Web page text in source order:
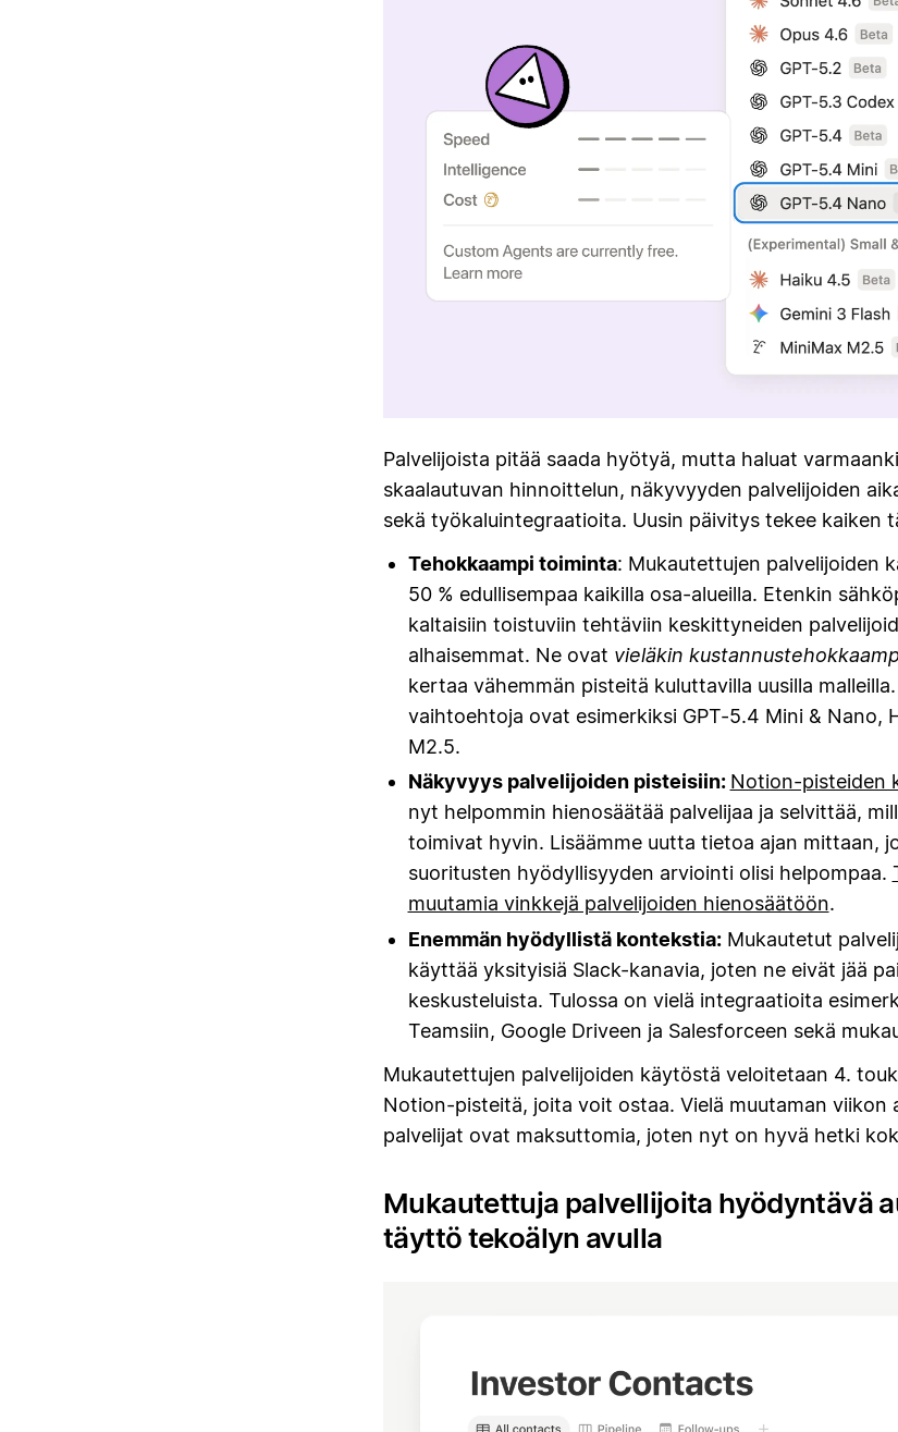
Palvelijoista pitää saada hyötyä, mutta haluat
skaalautuvan hinnoittelun, näkyvyyden palvelijoiden
sekä työkaluintegraatioita. Uusin päivitys tekee kaiken
Tehokkaampi toiminta: Mukautettujen palvelijoiden
50 % edullisempaa kaikilla osa-alueilla. Etenkin
kaltaisiin toistuviin tehtäviin keskittyneiden
alhaisemmat. Ne ovat vieläkin
kertaa vähemmän pisteitä kuluttavilla uusilla
vaihtoehtoja ovat esimerkiksi GPT-5.4 Mini & Nano,
M2.5.
Näkyvyys palvelijoiden pisteisiin: Notion-pisteiden
nyt helpommin hienosäätää palvelijaa ja selvittää,
toimivat hyvin. Lisäämme uutta tietoa ajan mittaan,
suoritusten hyödyllisyyden arviointi olisi helpompaa.
muutamia vinkkejä palvelijoiden hienosäätöön.
Enemmän hyödyllistä kontekstia:Mukautetut
käyttää yksityisiä Slack-kanavia, joten ne eivät jää
keskusteluista. Tulossa on vielä integraatioita
Teamsiin, Google Driveen ja Salesforceen sekä
Mukautettujen palvelijoiden käytöstä veloitetaan 4.
Notion-pisteitä, joita voit ostaa. Vielä muutaman viikon
palvelijat ovat maksuttomia, joten nyt on hyvä hetki
Mukautettuja palvellijoita hyödyntävä
täyttö tekoälyn avulla